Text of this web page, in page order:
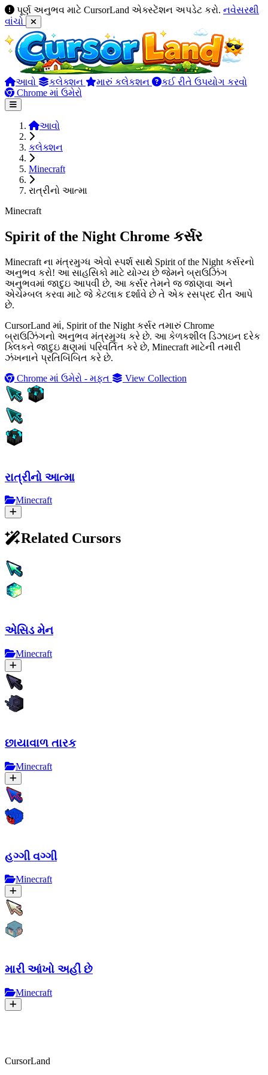
પૂર્ણ અનુભવ માટે CursorLand એક્સ્ટેંશન અપડેટ કરો. નવેસરથી
વાંચો
આવો કલેક્શન મારું કલેકશન
કઈ રીતે ઉપયોગ કરવો
Chrome માં ઉમેરો
આવો
કલેક્શન
Minecraft
રાત્રીનો આત્મા
Minecraft
Spirit of the Night Chrome કર્સર
Minecraft ના મંત્રમુગ્ધ એવો સ્પર્શ સાથે Spirit of the Night કર્સરનો
અનુભવ કરો! આ સાહસિકો માટે યોગ્ય છે જેમને બ્રાઉઝિંગ
અનુભવમાં જાદુઇ આપવી છે, આ કર્સર તેમને જ જાણવા અને
એચેમ્બલ કરવા માટે જે કેટલાક દર્શાવે છે તે એક રસપ્રદ રીત આપે
છે.
CursorLand માં, Spirit of the Night કર્સર તમારું Chrome
બ્રાઉઝિંગનો અનુભવ મંત્રમુગ્ધ કરે છે. આ કેળકશીલ ડિઝાઇન દરેક
ક્લિકને જાદુઇ ક્ષણમાં પરિવર્તિત કરે છે, Minecraft માટેની તમારી
ઝંખનાને પ્રતિબિંબિત કરે છે.
Chrome માં ઉમેરો - મફત
View Collection
રાત્રીનો આત્મા
Minecraft
Related Cursors
એસિડ મેન
Minecraft
છાયાવાળ તારક
Minecraft
હગ્ગી વગ્ગી
Minecraft
મારી આંખો અહીં છે
Minecraft
CursorLand